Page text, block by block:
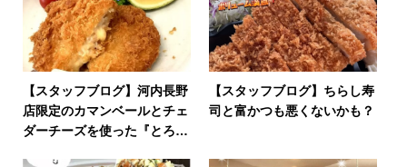
【スタッフブログ】河内長野
店限定のカマンベールとチェ
ダーチーズを使った『とろ〜
【スタッフブログ】ちらし寿
司と富かつも悪くないかも？